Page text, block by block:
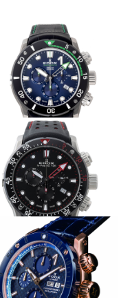
の色をダイヤルに
ノオフショア１ シャーク
III クロノグラフ ウルトラ
ン シートゥースカイ リミ
ドエディション
圏での冒険をサポート
ノオフショア1 ノースポー
リミテッドエディシ